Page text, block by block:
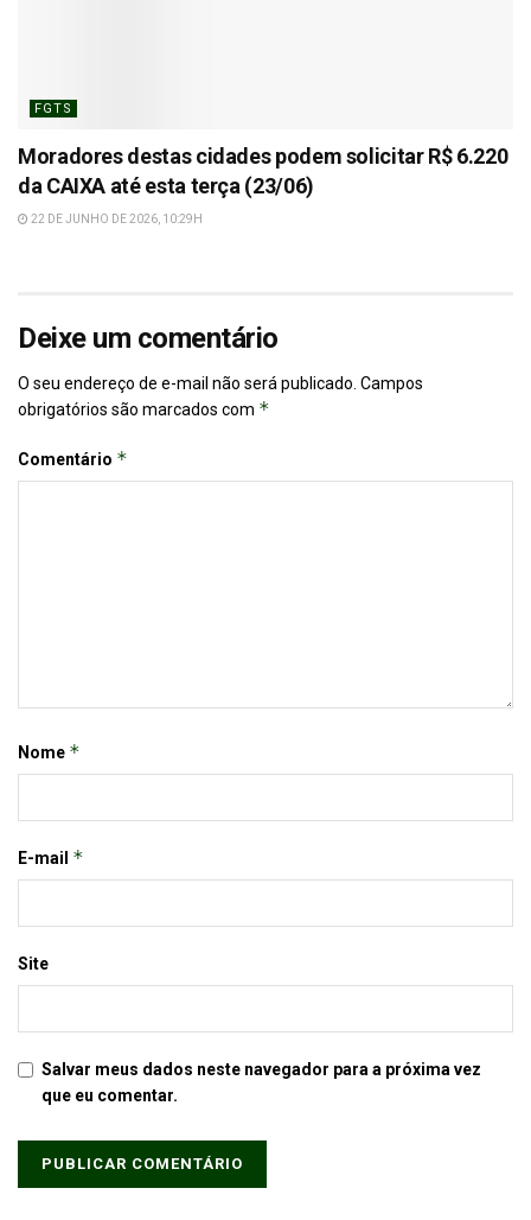
FGTS
Moradores destas cidades podem solicitar R$ 6.220
da CAIXA até esta terça (23/06)
22 DE JUNHO DE 2026, 10:29H
Deixe um comentário
O seu endereço de e-mail não será publicado. Campos
obrigatórios são marcados com *
Comentário *
Nome *
E-mail *
Site
Salvar meus dados neste navegador para a próxima vez
que eu comentar.